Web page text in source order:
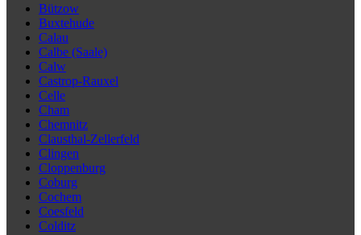
Bützow
Buxtehude
Calau
Calbe (Saale)
Calw
Castrop-Rauxel
Celle
Cham
Chemnitz
Clausthal-Zellerfeld
Clingen
Cloppenburg
Coburg
Cochem
Coesfeld
Colditz